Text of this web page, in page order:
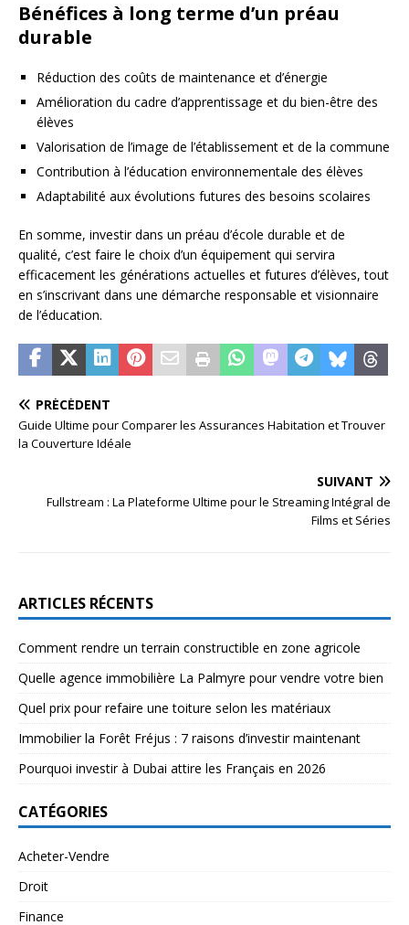
Bénéfices à long terme d’un préau
durable
Réduction des coûts de maintenance et d’énergie
Amélioration du cadre d’apprentissage et du bien-être des
élèves
Valorisation de l’image de l’établissement et de la commune
Contribution à l’éducation environnementale des élèves
Adaptabilité aux évolutions futures des besoins scolaires
En somme, investir dans un préau d’école durable et de
qualité, c’est faire le choix d’un équipement qui servira
efficacement les générations actuelles et futures d’élèves, tout
en s’inscrivant dans une démarche responsable et visionnaire
de l’éducation.
PRÉCÉDENT
Guide Ultime pour Comparer les Assurances Habitation et Trouver
la Couverture Idéale
SUIVANT
Fullstream : La Plateforme Ultime pour le Streaming Intégral de
Films et Séries
ARTICLES RÉCENTS
Comment rendre un terrain constructible en zone agricole
Quelle agence immobilière La Palmyre pour vendre votre bien
Quel prix pour refaire une toiture selon les matériaux
Immobilier la Forêt Fréjus : 7 raisons d’investir maintenant
Pourquoi investir à Dubai attire les Français en 2026
CATÉGORIES
Acheter-Vendre
Droit
Finance